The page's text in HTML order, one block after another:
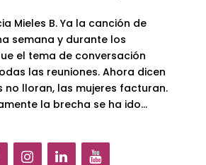
Mieles B. Ya la canción de
semana y durante los
el tema de conversación
las reuniones. Ahora dicen
no lloran, las mujeres facturan.
la brecha se ha ido...